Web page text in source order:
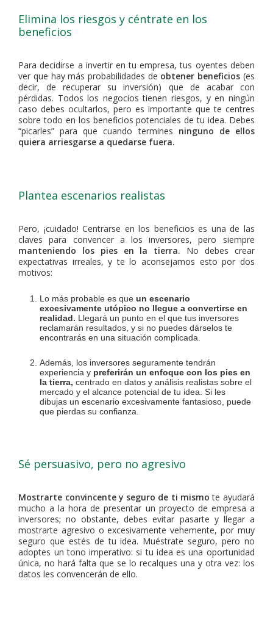
Elimina los riesgos y céntrate en los
beneficios
Para decidirse a invertir en tu empresa, tus oyentes deben
ver que hay más probabilidades de obtener beneficios (es
decir, de recuperar su inversión) que de acabar con
pérdidas. Todos los negocios tienen riesgos, y en ningún
caso debes ocultarlos, pero es importante que te centres
sobre todo en los beneficios potenciales de tu idea. Debes
“picarles” para que cuando termines ninguno de ellos
quiera arriesgarse a quedarse fuera.
Plantea escenarios realistas
Pero, ¡cuidado! Centrarse en los beneficios es una de las
claves para convencer a los inversores, pero siempre
manteniendo los pies en la tierra. No debes crear
expectativas irreales, y te lo aconsejamos esto por dos
motivos:
Lo más probable es queun escenario
excesivamente utópico no llegue a convertirse en
realidad. Llegará un punto en el que tus inversores
reclamarán resultados, y si no puedes dárselos te
encontrarás en una situación complicada.
Además, los inversores seguramente tendrán
experiencia y preferirán un enfoque con los pies en
la tierra, centrado en datos y análisis realistas sobre el
mercado y el alcance potencial de tu idea. Si les
dibujas un escenario excesivamente fantasioso, puede
que pierdas su confianza.
Sé persuasivo, pero no agresivo
Mostrarte convincente y seguro de ti mismo te ayudará
mucho a la hora de presentar un proyecto de empresa a
inversores; no obstante, debes evitar pasarte y llegar a
mostrarte agresivo o excesivamente vehemente, por muy
seguro que estés de tu idea. Muéstrate seguro, pero no
adoptes un tono imperativo: si tu idea es una oportunidad
única, no hará falta que se lo recalques una y otra vez: los
datos les convencerán de ello.